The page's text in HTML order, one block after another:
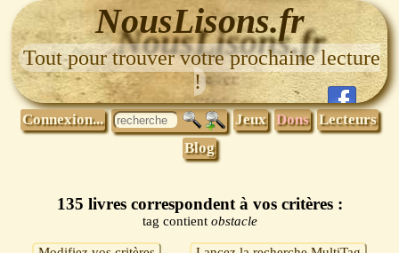
NousLisons.fr
Tout pour trouver votre prochaine lecture
!
Connexion... Jeux Dons Lecteurs
Blog
135 livres correspondent à vos critères :
tag contient obstacle